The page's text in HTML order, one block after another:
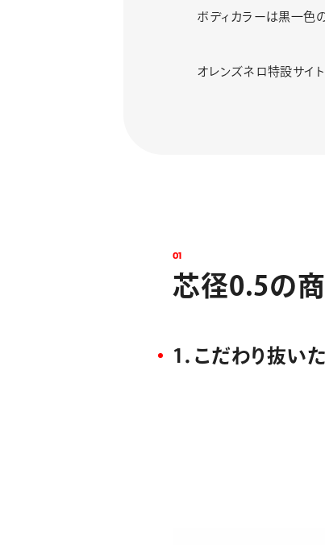
ボディカラーは黒一色
オレンズネロ特設サイト
01
芯径0.5の商
1．こだわり抜い